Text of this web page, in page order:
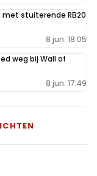
stuiterende RB20
8 jun. 18:05
weg bij Wall of
8 jun. 17:49